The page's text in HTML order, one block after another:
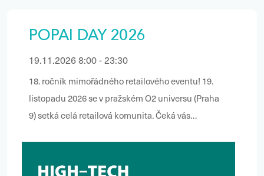
POPAI DAY 2026
19.11.2026 8:00 - 23:30
18. ročník mimořádného retailového eventu! 19.
listopadu 2026 se v pražském O2 universu (Praha
9) setká celá retailová komunita. Čeká vás
konferenční části zažijete také přehlídku